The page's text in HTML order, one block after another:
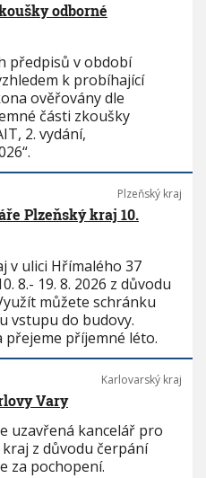
odborné
předpisů v období
k probíhající
ověřovány dle
části zkoušky
2. vydání,
Plzeňský kraj
Plzeňský kraj 10.
v ulici Hřímalého 37
8.- 19. 8. 2026 z důvodu
můžete schránku
vstupu do budovy.
přejeme příjemné léto.
Karlovarský kraj
Vary
uzavřená kancelář pro
z důvodu čerpání
za pochopení.